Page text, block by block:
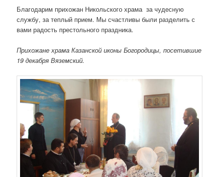
Благодарим прихожан Никольского храма за чудесную
службу, за теплый прием. Мы счастливы были разделить с
вами радость престольного праздника.
Прихожане храма Казанской иконы Богородицы, посетившие
19 декабря Вяземский.